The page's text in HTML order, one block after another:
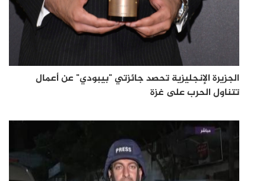
الجزيرة الإنجليزية تحصد جائزتي "بيبودي" عن أعمال
تتناول الحرب على غزة